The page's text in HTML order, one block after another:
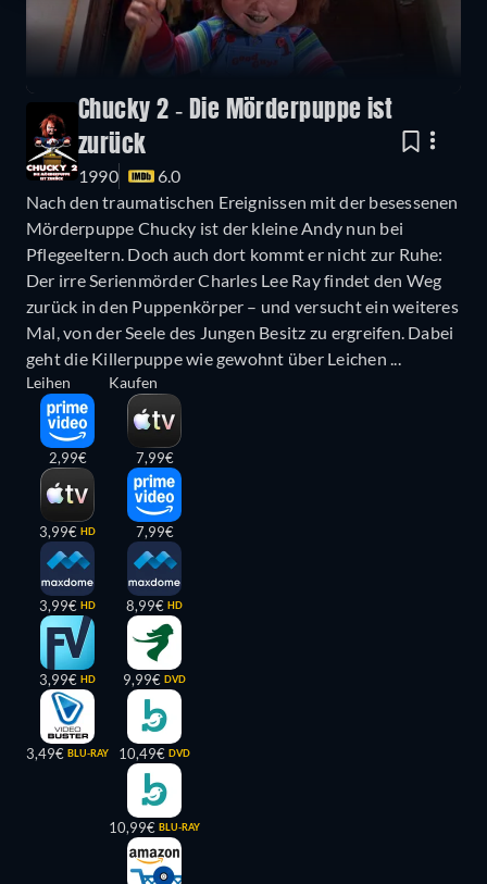
Chucky 2 - Die Mörderpuppe ist
zurück
1990
6.0
Nach den traumatischen Ereignissen mit der besessenen
Mörderpuppe Chucky ist der kleine Andy nun bei
Pflegeeltern. Doch auch dort kommt er nicht zur Ruhe:
Der irre Serienmörder Charles Lee Ray findet den Weg
zurück in den Puppenkörper – und versucht ein weiteres
Mal, von der Seele des Jungen Besitz zu ergreifen. Dabei
geht die Killerpuppe wie gewohnt über Leichen ...
Leihen
2,99€
3,99€ HD
3,99€ HD
3,99€ HD
3,49€ BLU-RAY
Kaufen
7,99€
7,99€
8,99€ HD
9,99€ DVD
10,49€ DVD
10,99€ BLU-RAY